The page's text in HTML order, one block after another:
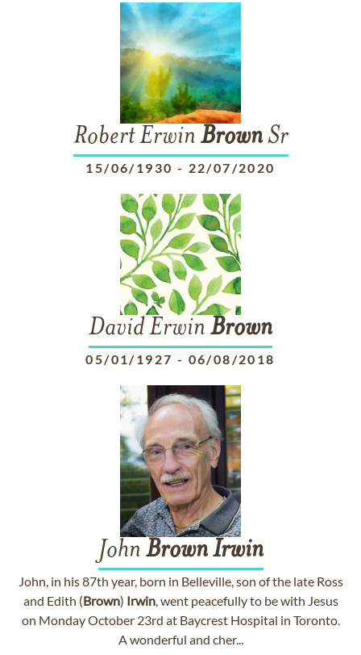
Robert Erwin BrownSr
15/06/1930 - 22/07/2020
David Erwin Brown
05/01/1927 - 06/08/2018
John Brown Irwin
John, in his 87th year, born in Belleville, son of the late Ross
and Edith (Brown) Irwin, went peacefully to be with Jesus
on Monday October 23rd at Baycrest Hospital in Toronto.
A wonderful and cher...